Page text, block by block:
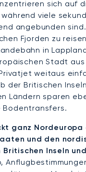
sich auf
viele
angebunden
Fjorden zu
in
Stadt aus
weitaus
der Britischen
Ländern sparen
ganz Nordeuropa
und den
Britischen Inseln